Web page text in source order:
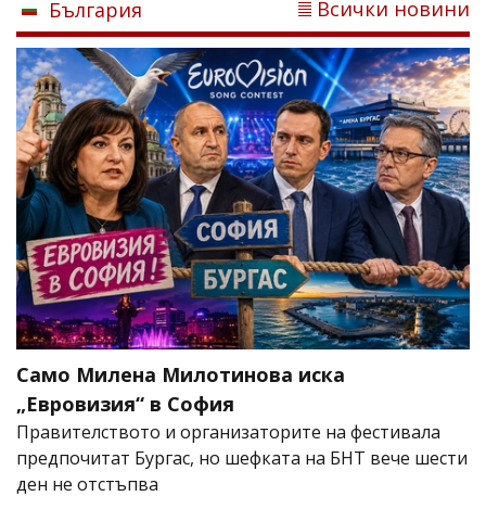
България Всички новини
Само Милена Милотинова иска
„Евровизия“ в София
Правителството и организаторите на фестивала
предпочитат Бургас, но шефката на БНТ вече шести
ден не отстъпва